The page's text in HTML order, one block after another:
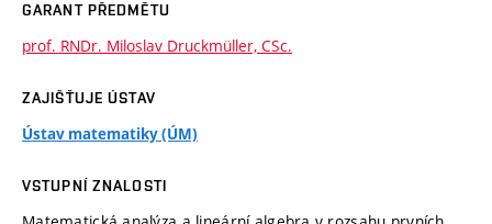
GARANT PŘEDMĚTU
prof. RNDr. Miloslav Druckmüller, CSc.
ZAJIŠŤUJE ÚSTAV
Ústav matematiky (ÚM)
VSTUPNÍ ZNALOSTI